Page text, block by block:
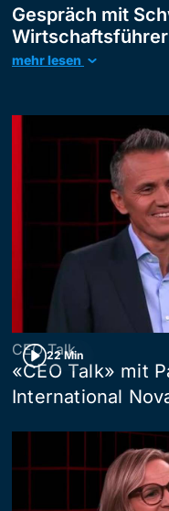
Gespräch mit
mehr lesen
22 Min
CEO Talk
«CEO Talk» mit
International